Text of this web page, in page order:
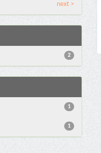
next >
2
1
1